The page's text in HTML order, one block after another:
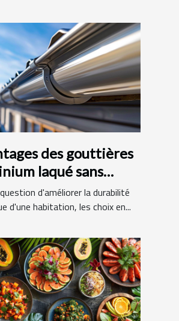
des gouttières
laqué sans
d'améliorer la durabilité
d'une habitation, les choix en...